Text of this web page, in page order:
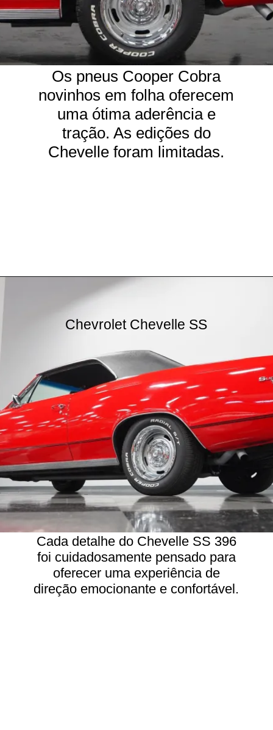
Os pneus Cooper Cobra
novinhos em folha oferecem
uma ótima aderência e
tração. As edições do
Chevelle foram limitadas.
https://carrosdasantigas.com.br/chevrolet-chevelle/
Chevrolet Chevelle SS
Cada detalhe do Chevelle SS 396
foi cuidadosamente pensado para
oferecer uma experiência de
direção emocionante e confortável.